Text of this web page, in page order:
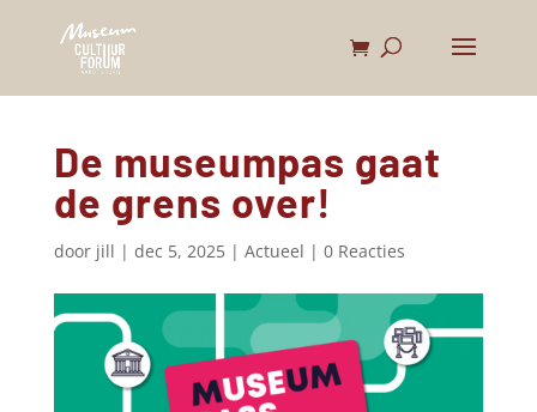
De museumpas gaat
de grens over!
door jill | dec 5, 2025| Actueel | 0 Reacties